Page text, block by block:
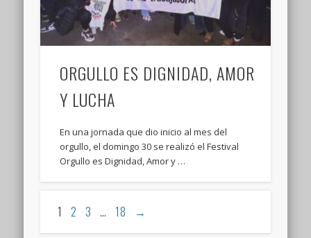
ORGULLO ES DIGNIDAD, AMOR
Y LUCHA
En una jornada que dio inicio al mes del
orgullo, el domingo 30 se realizó el Festival
Orgullo es Dignidad, Amor y …
1 2 3 … 18 →